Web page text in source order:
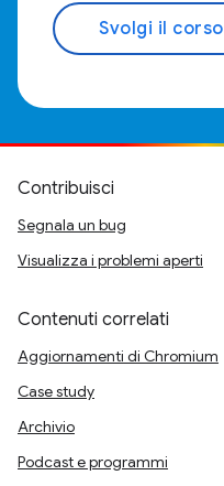
Svolgi il corso
Contribuisci
Segnala un bug
Visualizza i problemi aperti
Contenuti correlati
Aggiornamenti di Chromium
Case study
Archivio
Podcast e programmi